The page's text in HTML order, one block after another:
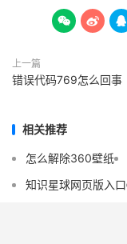
  
上一篇
错误代码769怎么回事
相关推荐
怎么解除360壁纸
知识星球网页版入口